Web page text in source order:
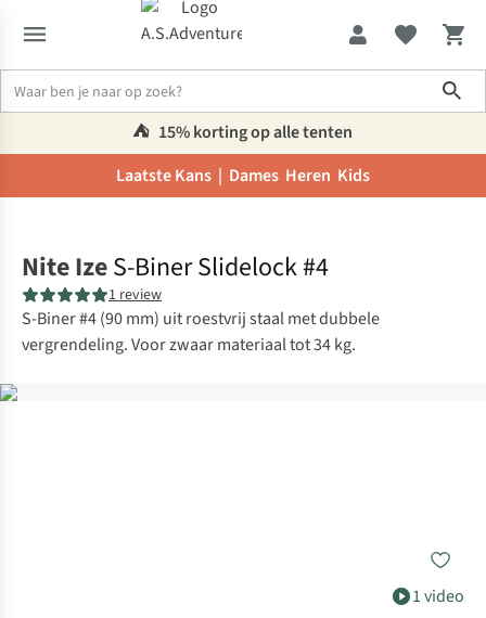
⛺️ 15% korting op alle tenten
Laatste Kans | Dames Heren Kids
1 video
Nite IzeS-Biner Slidelock #4
1 review
S-Biner #4 (90 mm) uit roestvrij staal met dubbele
vergrendeling. Voor zwaar materiaal tot 34 kg.